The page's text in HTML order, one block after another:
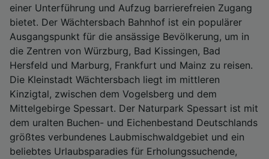
einer Unterführung und Aufzug barrierefreien Zugang
bietet. Der Wächtersbach Bahnhof ist ein populärer
Ausgangspunkt für die ansässige Bevölkerung, um in
die Zentren von Würzburg, Bad Kissingen, Bad
Hersfeld und Marburg, Frankfurt und Mainz zu reisen.
Die Kleinstadt Wächtersbach liegt im mittleren
Kinzigtal, zwischen dem Vogelsberg und dem
Mittelgebirge Spessart. Der Naturpark Spessart ist mit
dem uralten Buchen- und Eichenbestand Deutschlands
größtes verbundenes Laubmischwaldgebiet und ein
beliebtes Urlaubsparadies für Erholungssuchende,